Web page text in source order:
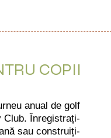
COPII
anual de golf
Club. Înregistrați-
sau construiți-